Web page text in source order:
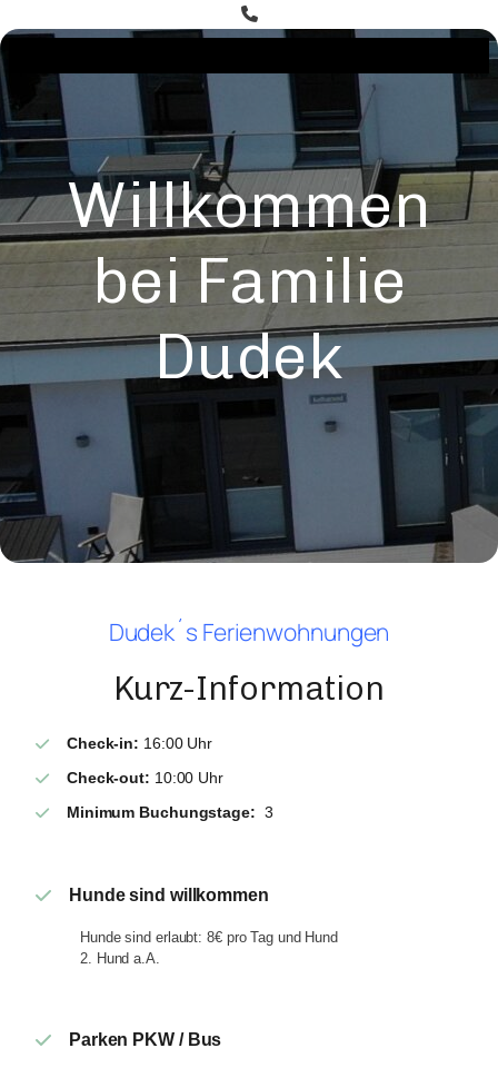
Willkommen
bei Familie
Dudek
Dudek´s Ferienwohnungen
Kurz-Information
Check-in: 16:00 Uhr
Check-out: 10:00 Uhr
Minimum Buchungstage: 3
Hunde sind willkommen
Hunde sind erlaubt: 8€ pro Tag und Hund
2. Hund a.A.
Parken PKW / Bus